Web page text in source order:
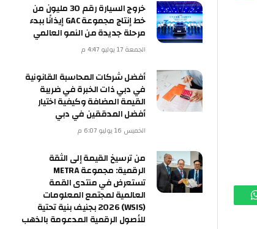
واتساب
خروج السيارة رقم 30 مليون من
خط إنتاج مجموعة GAC إيذانًا ببدء
مرحلة جديدة من النمو العالمي
الجمعة 17 يوليو 4:47 م
أفضل شركات المحاسبة القانونية
في دبي ذات الخبرة في ضريبة
القيمة المضافة وكيفية اختيار
أفضل المدققين في دبي
الخميس 16 يوليو 6:07 م
من ترسيخ القيمة إلى الثقة
الرقمية: مجموعة METRA
تستعرض في منتدى القمة
العالمية لمجتمع المعلومات
(WSIS) 2026 بجنيف بنية تحتية
للأصول الرقمية المدعومة بالذهب